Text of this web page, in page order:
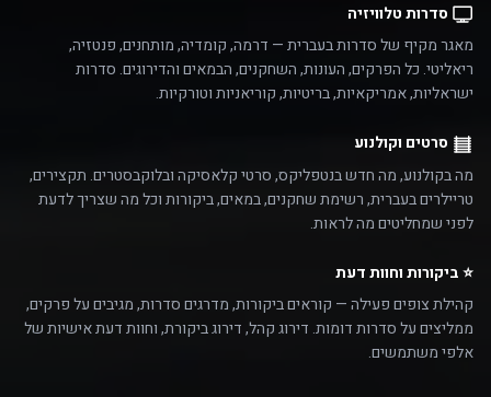
סדרות טלוויזיה
מאגר מקיף של סדרות בעברית — דרמה, קומדיה, מותחנים, פנטזיה,
ריאליטי. כל הפרקים, העונות, השחקנים, הבמאים והדירוגים. סדרות
ישראליות, אמריקאיות, בריטיות, קוריאניות וטורקיות.
סרטים וקולנוע
מה בקולנוע, מה חדש בנטפליקס, סרטי קלאסיקה ובלוקבסטרים. תקצירים,
טריילרים בעברית, רשימת שחקנים, במאים, ביקורות וכל מה שצריך לדעת
לפני שמחליטים מה לראות.
⭐ ביקורות וחוות דעת
קהילת צופים פעילה — קוראים ביקורות, מדרגים סדרות, מגיבים על פרקים,
ממליצים על סדרות דומות. דירוג קהל, דירוג ביקורת, וחוות דעת אישיות של
אלפי משתמשים.